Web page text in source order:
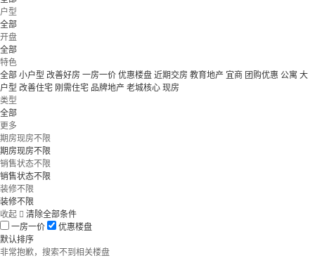
户型
全部
开盘
全部
特色
全部 小户型 改善好房 一房一价 优惠楼盘 近期交房 教育地产 宜商 团购优惠 公寓 大
户型 改善住宅 刚需住宅 品牌地产 老城核心 现房
类型
全部
更多
期房现房不限
期房现房不限
销售状态不限
销售状态不限
装修不限
装修不限
收起  清除全部条件
一房一价
优惠楼盘
默认排序
非常抱歉，搜索不到相关楼盘